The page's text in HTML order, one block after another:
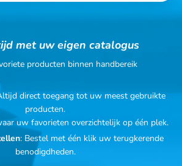
met uw eigen catalogus
producten binnen handbereik
direct toegang tot uw meest gebruikte
producten.
uw favorieten overzichtelijk op één plek.
: Bestel met één klik uw terugkerende
benodigdheden.